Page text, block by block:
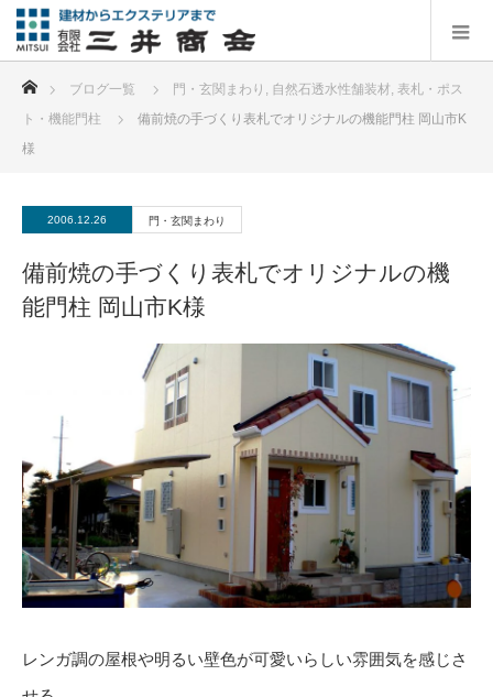
ブログ一覧 門・玄関まわり , 自然石透水性舗装材, 表札・ポス
ト・機能門柱
備前焼の手づくり表札でオリジナルの機能門柱 岡山市K
様
2006.12.26 門・玄関まわり
備前焼の手づくり表札でオリジナルの機
能門柱 岡山市K様
レンガ調の屋根や明るい壁色が可愛いらしい雰囲気を感じさ